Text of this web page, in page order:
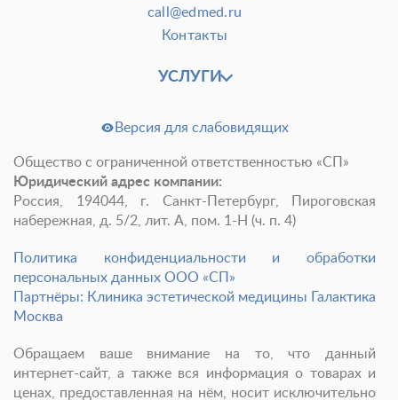
call@edmed.ru
Контакты
УСЛУГИ
Версия для слабовидящих
Общество с ограниченной ответственностью «СП»
Юридический адрес компании:
Россия, 194044, г. Санкт-Петербург, Пироговская
набережная, д. 5/2, лит. А, пом. 1-Н (ч. п. 4)
Политика конфиденциальности и обработки
персональных данных ООО «СП»
Партнёры: Клиника эстетической медицины Галактика
Москва
Обращаем ваше внимание на то, что данный
интернет-сайт, а также вся информация о товарах и
ценах, предоставленная на нём, носит исключительно